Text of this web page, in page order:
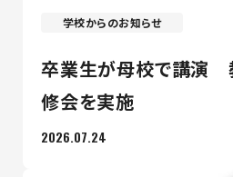
学校からのお知らせ
卒業生が母校で講演
修会を実施
2026.07.24